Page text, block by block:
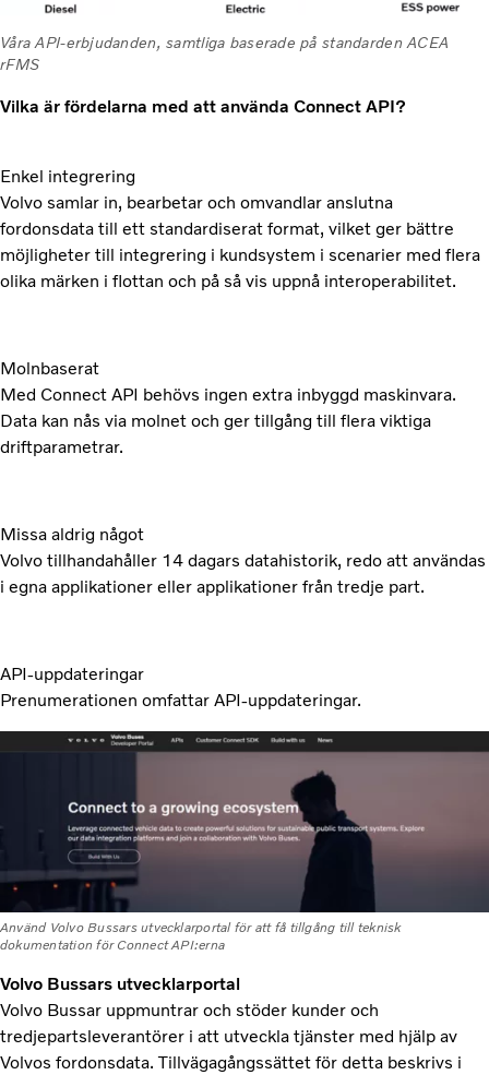
Våra API-erbjudanden, samtliga baserade på standarden ACEA
rFMS
Vilka är fördelarna med att använda Connect API?
Enkel integrering
Volvo samlar in, bearbetar och omvandlar anslutna
fordonsdata till ett standardiserat format, vilket ger bättre
möjligheter till integrering i kundsystem i scenarier med flera
olika märken i flottan och på så vis uppnå interoperabilitet.
Molnbaserat
Med Connect API behövs ingen extra inbyggd maskinvara.
Data kan nås via molnet och ger tillgång till flera viktiga
driftparametrar.
Missa aldrig något
Volvo tillhandahåller 14 dagars datahistorik, redo att användas
i egna applikationer eller applikationer från tredje part.
API-uppdateringar
Prenumerationen omfattar API-uppdateringar.
Använd Volvo Bussars utvecklarportal för att få tillgång till teknisk
dokumentation för Connect API:erna
Volvo Bussars utvecklarportal
Volvo Bussar uppmuntrar och stöder kunder och
tredjepartsleverantörer i att utveckla tjänster med hjälp av
Volvos fordonsdata. Tillvägagångssättet för detta beskrivs i